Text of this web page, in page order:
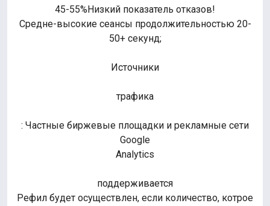
45-55%Низкий показатель отказов!
Средне-высокие сеансы продолжительностью 20-
50+ секунд;
Источники
трафика
: Частные биржевые площадки и рекламные сети
Google
Analytics
поддерживается
Рефил будет осуществлен, если количество, котрое